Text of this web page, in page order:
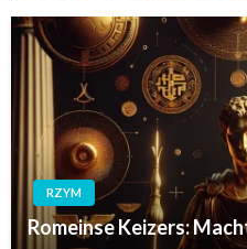
RZYM
Romeinse Keizers: